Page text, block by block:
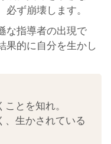
ず崩壊します。
な指導者の出現で
果的に自分を生かし
とを知れ。
、生かされている